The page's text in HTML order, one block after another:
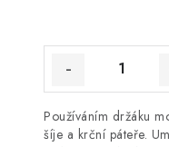
Používáním držáku
šíje a krční páteře.